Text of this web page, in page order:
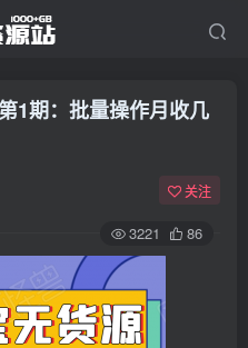
1期：批量操作月收几
关注
3221 86